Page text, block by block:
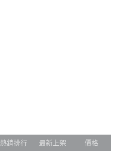
熱銷排行 最新上架 價格